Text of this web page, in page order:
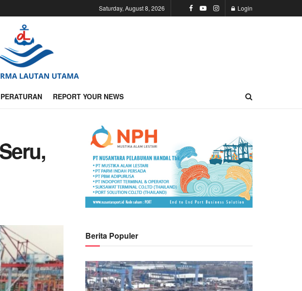
Saturday, August 8, 2026 Login
PERATURAN REPORT YOUR NEWS
Berita Populer